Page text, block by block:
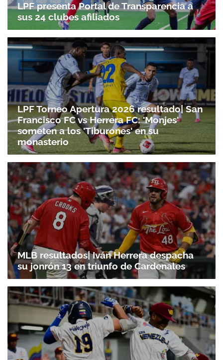
LPF presenta Portal de Transparencia a
sus 24 clubes afiliados
LPF Torneo Apertura 2026 resultado| San
Francisco FC vs Herrera FC: 'Monjes'
someten a los 'Tiburones' en su
monasterio
MLB resultados| Iván Herrera despacha
su jonrón 13 en triunfo de Cardenales